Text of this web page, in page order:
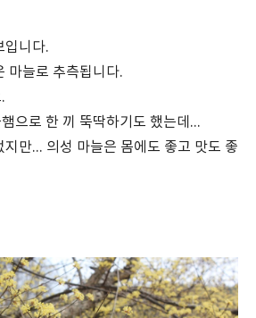
입니다.
마늘로 추측됩니다.
으로 한 끼 뚝딱하기도 했는데...
만... 의성 마늘은 몸에도 좋고 맛도 좋